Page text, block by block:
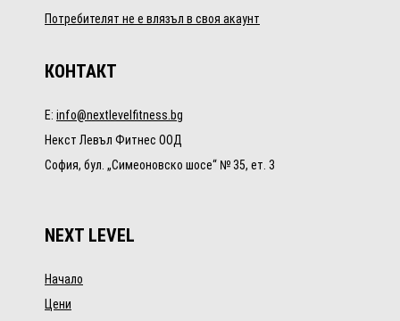
Потребителят не е влязъл в своя акаунт
КОНТАКТ
E: info@nextlevelfitness.bg
Некст Левъл Фитнес ООД
София, бул. „Симеоновско шосе“ № 35, ет. 3
NEXT LEVEL
Начало
Цени